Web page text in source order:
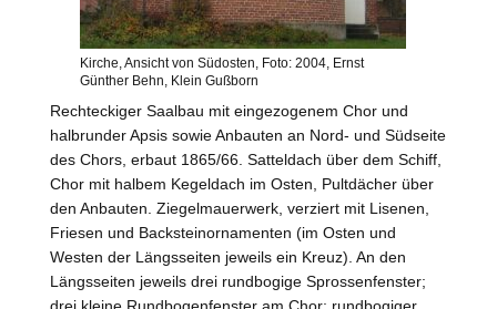
Kirche, Ansicht von Südosten, Foto: 2004, Ernst
Günther Behn, Klein Gußborn
Rechteckiger Saalbau mit eingezogenem Chor und
halbrunder Apsis sowie Anbauten an Nord- und Südseite
des Chors, erbaut 1865/66. Satteldach über dem Schiff,
Chor mit halbem Kegeldach im Osten, Pultdächer über
den Anbauten. Ziegelmauerwerk, verziert mit Lisenen,
Friesen und Backsteinornamenten (im Osten und
Westen der Längsseiten jeweils ein Kreuz). An den
Längsseiten jeweils drei rundbogige Sprossenfenster;